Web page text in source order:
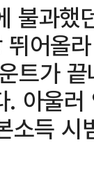
과했
뛰어올
트가
. 아울
득 시